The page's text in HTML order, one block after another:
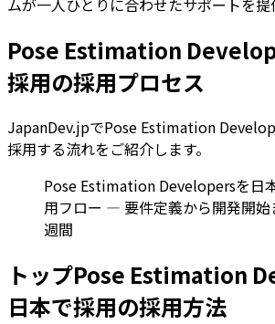
ムが一人ひとりに合わせたサポートを提
Pose Estimation
採用の採用プロセス
JapanDev.jpでPose Estimation
採用する流れをご紹介します。
Pose Estimation Developersを日
用フロー — 要件定義から開発開始
週間
トップPose Estimation
日本で採用の採用方法